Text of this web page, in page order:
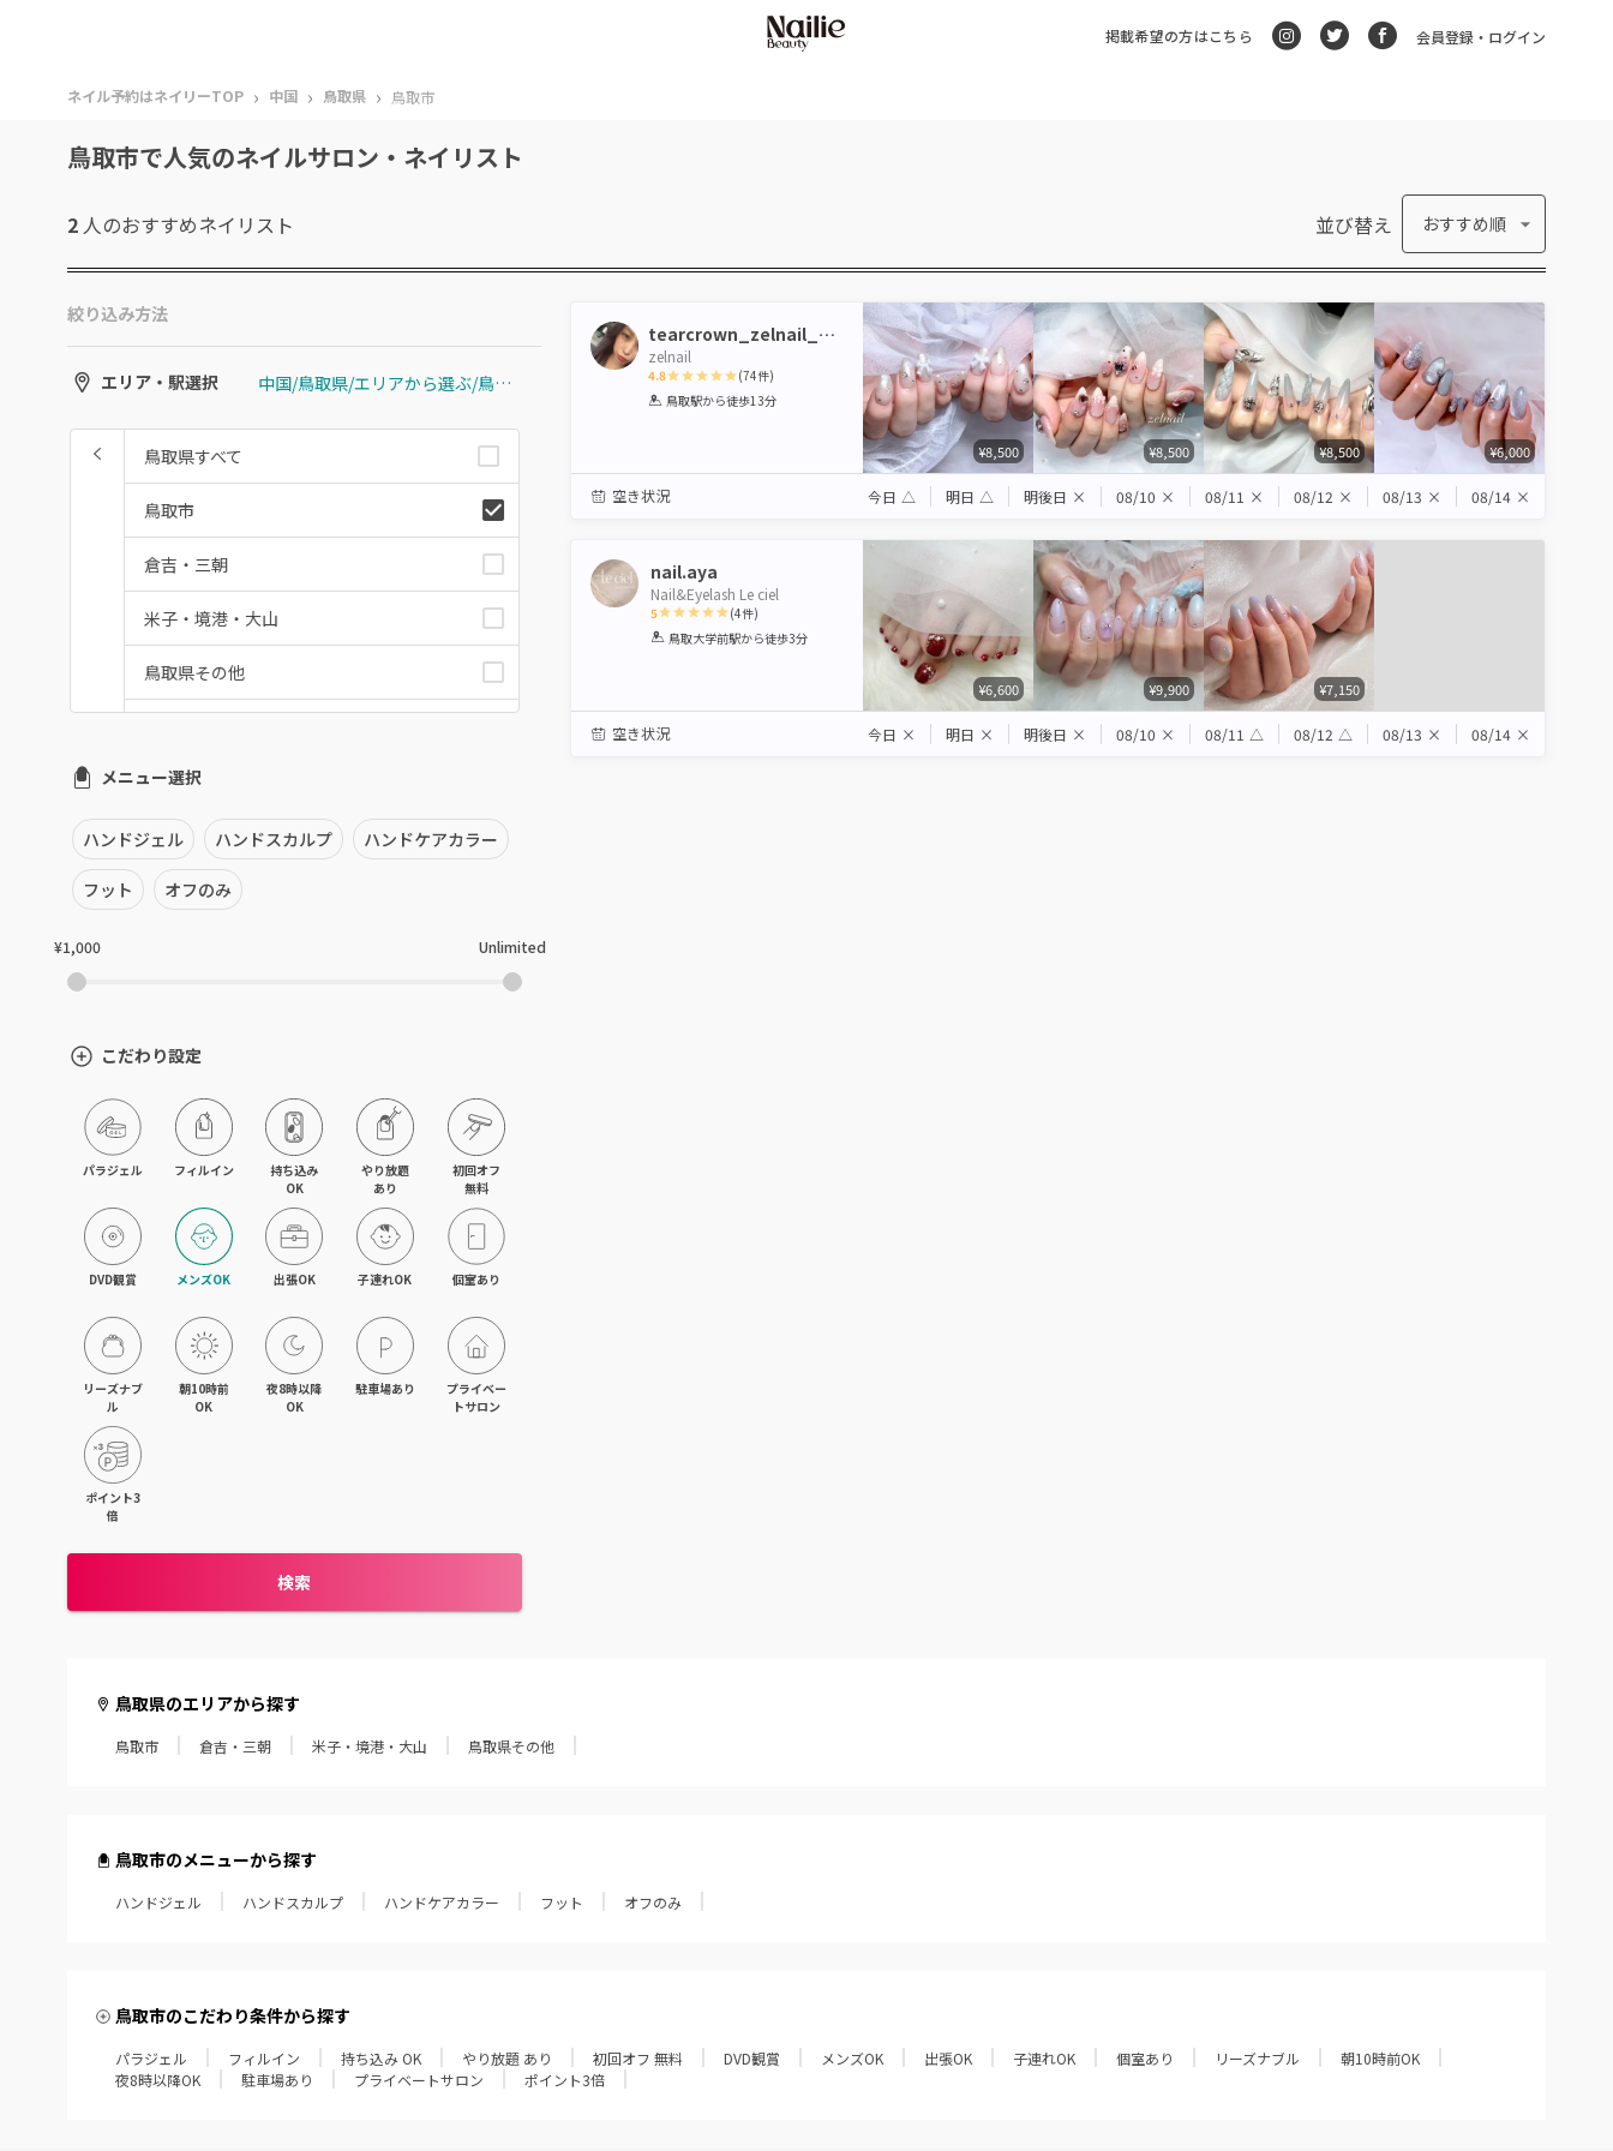
掲載希望の方はこちら 会員登録・ログイン
ネイル予約はネイリーTOP › 中国 › 鳥取県 › 鳥取市
鳥取市で人気のネイルサロン・ネイリスト
2 人のおすすめネイリスト 並び替え おすすめ順
絞り込み方法
エリア・駅選択 中国/鳥取県/エリアから選ぶ/鳥取市
鳥取県すべて
鳥取市
倉吉・三朝
米子・境港・大山
鳥取県その他
メニュー選択
ハンドジェル ハンドスカルプ ハンドケアカラー
フット オフのみ
¥1,000 Unlimited
こだわり設定
パラジェル フィルイン
持ち込み
OK
やり放題
あり
初回オフ
無料
DVD観賞 メンズOK 出張OK 子連れOK 個室あり
リーズナブ
ル
朝10時前
OK
夜8時以降
OK
駐車場あり
プライベー
トサロン
ポイント3
倍
検索
tearcrown_zelnail_mina
zelnail
4.8
1 2 3 4 5
(74件)
鳥取駅から徒歩13分
¥8,500 ¥8,500 ¥8,500 ¥6,000
空き状況 今日 △ 明日 △ 明後日 × 08/10 × 08/11 × 08/12 × 08/13 × 08/14 ×
nail.aya
Nail&Eyelash Le ciel
5
1 2 3 4 5
(4件)
鳥取大学前駅から徒歩3分
¥6,600 ¥9,900 ¥7,150
空き状況 今日 × 明日 × 明後日 × 08/10 × 08/11 △ 08/12 △ 08/13 × 08/14 ×
鳥取県のエリアから探す
鳥取市 倉吉・三朝 米子・境港・大山 鳥取県その他
鳥取市のメニューから探す
ハンドジェル ハンドスカルプ ハンドケアカラー フット オフのみ
鳥取市のこだわり条件から探す
パラジェル フィルイン 持ち込み OK やり放題 あり 初回オフ 無料 DVD観賞 メンズOK 出張OK 子連れOK 個室あり リーズナブル
朝10時前OK
夜8時以降OK
駐車場あり プライベートサロン ポイント3倍